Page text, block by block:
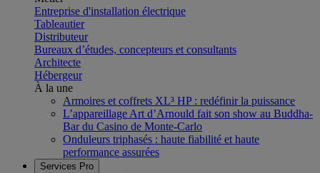
Entreprise d'installation électrique
Tableautier
Distributeur
Bureaux d’études, concepteurs et consultants
Architecte
Hébergeur
À la une
Armoires et coffrets XL³ HP : redéfinir la puissance
L’appareillage Art d’Arnould fait son show au Buddha-
Bar du Casino de Monte-Carlo
Onduleurs triphasés : haute fiabilité et haute
performance assurées
Services Pro